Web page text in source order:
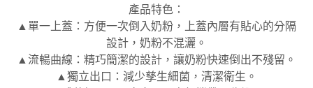
產品特色：
▲單一上蓋：方便一次倒入奶粉，上蓋內層有貼心的分隔
設計，奶粉不混灑。
▲流暢曲線：精巧簡潔的設計，讓奶粉快速倒出不殘留。
▲獨立出口：減少孳生細菌，清潔衛生。